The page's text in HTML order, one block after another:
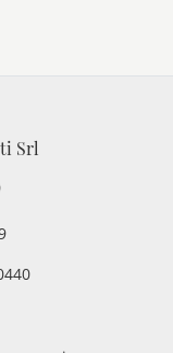
Srl